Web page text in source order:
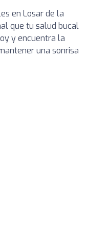
en Losar de la
que tu salud bucal
y encuentra la
una sonrisa